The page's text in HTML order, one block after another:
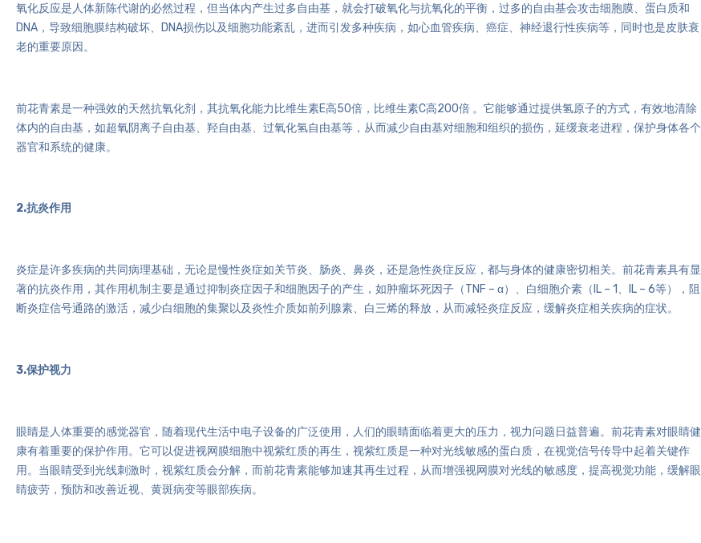
氧化反应是人体新陈代谢的必然过程，但当体内产生过多自由基，就会打破氧化与抗氧化的平衡，过多的自由基会攻击细胞膜、蛋白质和
DNA，导致细胞膜结构破坏、DNA损伤以及细胞功能紊乱，进而引发多种疾病，如心血管疾病、癌症、神经退行性疾病等，同时也是皮肤衰
老的重要原因。
前花青素是一种强效的天然抗氧化剂 ，其抗氧化能力比维生素E高50倍，比维生素C高200倍 。它能够通过提供氢原子的方式，有效地清除
体内的自由基，如超氧阴离子自由基、羟自由基、过氧化氢自由基等，从而减少自由基对细胞和组织的损伤，延缓衰老进程，保护身体各个
器官和系统的健康。
2.抗炎作用
炎症是许多疾病的共同病理基础，无论是慢性炎症如关节炎、肠炎、鼻炎，还是急性炎症反应，都与身体的健康密切相关。前花青素具有显
著的抗炎作用，其作用机制主要是通过抑制炎症因子和细胞因子的产生，如肿瘤坏死因子（TNF – α）、白细胞介素（IL – 1、IL – 6等），阻
断炎症信号通路的激活，减少白细胞的集聚以及炎性介质如前列腺素、白三烯的释放，从而减轻炎症反应，缓解炎症相关疾病的症状。
3.保护视力
眼睛是人体重要的感觉器官，随着现代生活中电子设备的广泛使用，人们的眼睛面临着更大的压力，视力问题日益普遍。前花青素对眼睛健
康有着重要的保护作用。它可以促进视网膜细胞中视紫红质的再生，视紫红质是一种对光线敏感的蛋白质，在视觉信号传导中起着关键作
用。当眼睛受到光线刺激时，视紫红质会分解，而前花青素能够加速其再生过程，从而增强视网膜对光线的敏感度，提高视觉功能，缓解眼
睛疲劳，预防和改善近视、黄斑病变等眼部疾病。